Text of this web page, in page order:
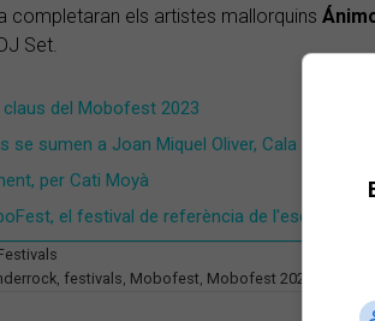
completaran els artistes mallorquins
Set.
del Mobofest 2023
se sumen a Joan Miquel Oliver, Cala Vento i
per Cati Moyà
el festival de referència de l'escena
festivals Mobofest Mobofest 2024